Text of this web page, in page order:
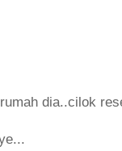
dia..cilok